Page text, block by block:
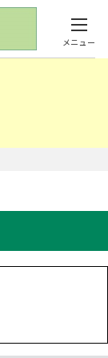
メニュー